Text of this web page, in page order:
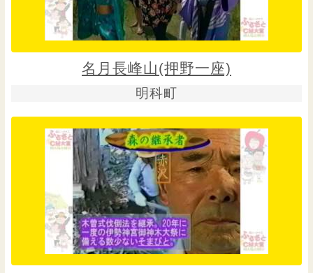
名月長峰山(押野一座)
明科町